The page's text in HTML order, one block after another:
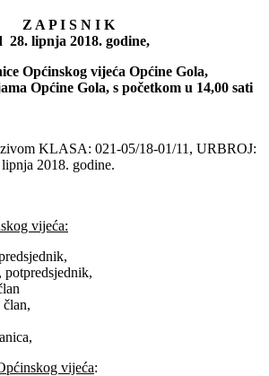
Z A P I S N I K
28. lipnja 2018. godine,
Općinskog vijeća Općine Gola,
Općine Gola, s početkom u 14,00 sati
KLASA: 021-05/18-01/11, URBROJ:
2018. godine.
vijeća:
vijeća: